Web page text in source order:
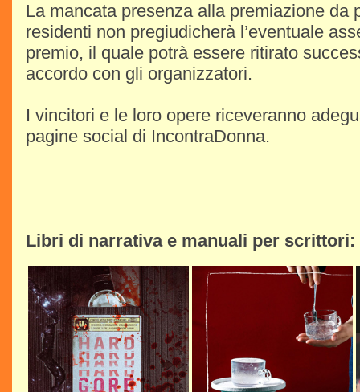
La mancata presenza alla premiazione da
residenti non pregiudicherà l’eventuale
premio, il quale potrà essere ritirato
accordo con gli organizzatori.
I vincitori e le loro opere riceveranno
pagine social di IncontraDonna.
Libri di narrativa e manuali per scrittori: